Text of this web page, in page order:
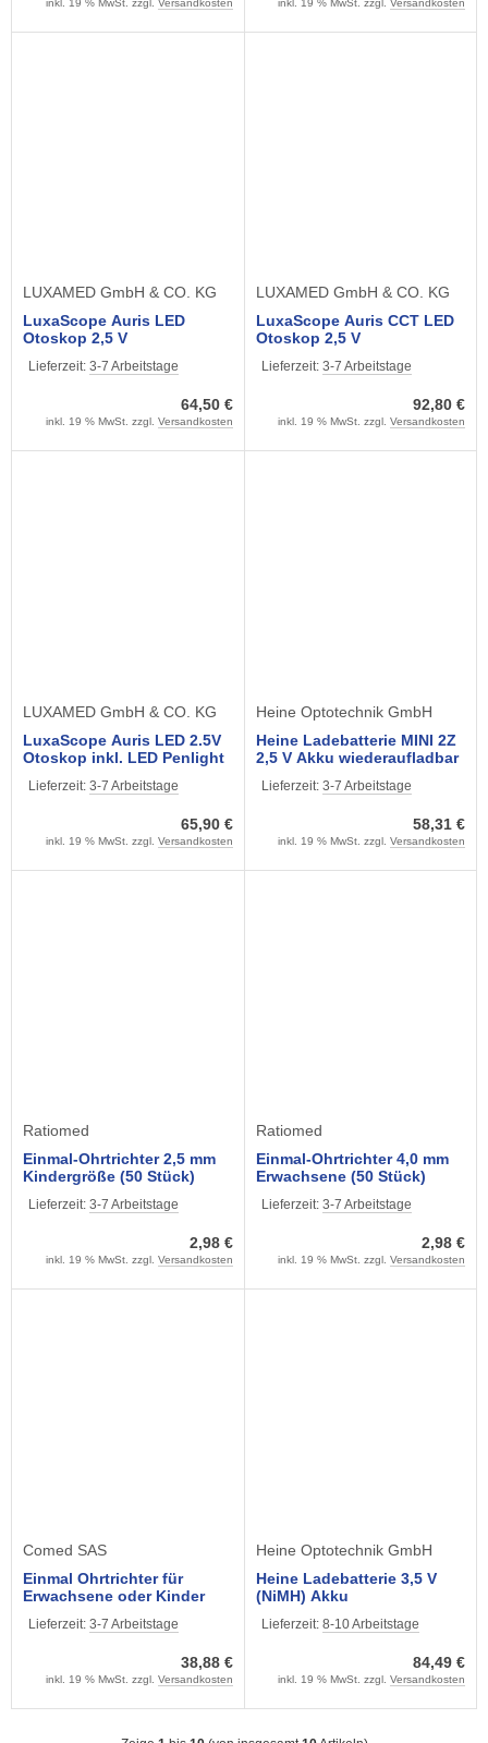
LUXAMED GmbH & CO. KG
LuxaScope Auris LED
Otoskop 2,5 V
Lieferzeit: 3-7 Arbeitstage
64,50 €
inkl. 19 % MwSt. zzgl. Versandkosten
LUXAMED GmbH & CO. KG
LuxaScope Auris CCT LED
Otoskop 2,5 V
Lieferzeit: 3-7 Arbeitstage
92,80 €
inkl. 19 % MwSt. zzgl. Versandkosten
LUXAMED GmbH & CO. KG
LuxaScope Auris LED 2.5V
Otoskop inkl. LED Penlight
Lieferzeit: 3-7 Arbeitstage
65,90 €
inkl. 19 % MwSt. zzgl. Versandkosten
Heine Optotechnik GmbH
Heine Ladebatterie MINI 2Z
2,5 V Akku wiederaufladbar
Lieferzeit: 3-7 Arbeitstage
58,31 €
inkl. 19 % MwSt. zzgl. Versandkosten
Ratiomed
Einmal-Ohrtrichter 2,5 mm
Kindergröße (50 Stück)
Lieferzeit: 3-7 Arbeitstage
2,98 €
inkl. 19 % MwSt. zzgl. Versandkosten
Ratiomed
Einmal-Ohrtrichter 4,0 mm
Erwachsene (50 Stück)
Lieferzeit: 3-7 Arbeitstage
2,98 €
inkl. 19 % MwSt. zzgl. Versandkosten
Comed SAS
Einmal Ohrtrichter für
Erwachsene oder Kinder
Kawe und Heine
Lieferzeit: 3-7 Arbeitstage
38,88 €
inkl. 19 % MwSt. zzgl. Versandkosten
Heine Optotechnik GmbH
Heine Ladebatterie 3,5 V
(NiMH) Akku
Ladegriffe
Lieferzeit: 8-10 Arbeitstage
84,49 €
inkl. 19 % MwSt. zzgl. Versandkosten